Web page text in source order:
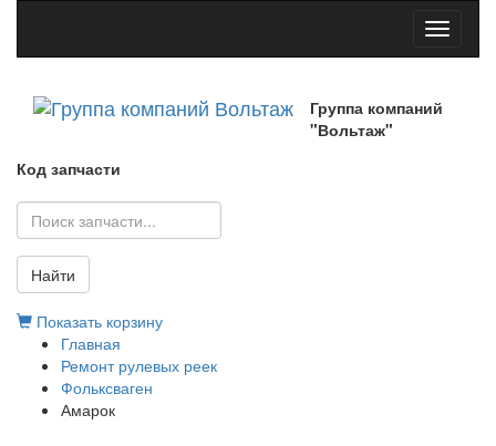
Toggle
Группа компаний
"Вольтаж"
Код запчасти
Найти
Показать корзину
Главная
Ремонт рулевых реек
Фольксваген
Амарок